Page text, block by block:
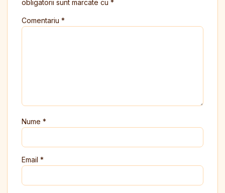
obligatorii sunt marcate cu *
Comentariu *
Nume *
Email *